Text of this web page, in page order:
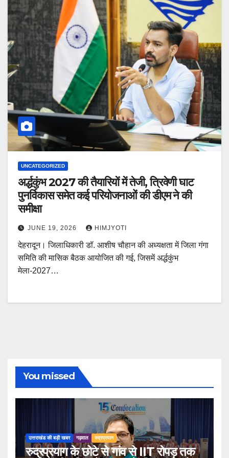
UNCATEGORIZED
अर्द्धकुंभ 2027 की तैयारियों में तेजी, त्रिवेणी घाट
पुनर्विकास समेत कई परियोजनाओं की डीएम ने की
समीक्षा
JUNE 19, 2026 HIMJYOTI
देहरादून। जिलाधिकारी डॉ. आशीष चौहान की अध्यक्षता में जिला गंगा
समिति की मासिक बैठक आयोजित की गई, जिसमें अर्द्धकुंभ
मेला-2027…
You missed
उत्तराखंड की बड़ी खबर गढ़वाल रुद्रप्रयाग
रुद्रप्रयाग के छोटे से गांव से IIT रोपड़ तक